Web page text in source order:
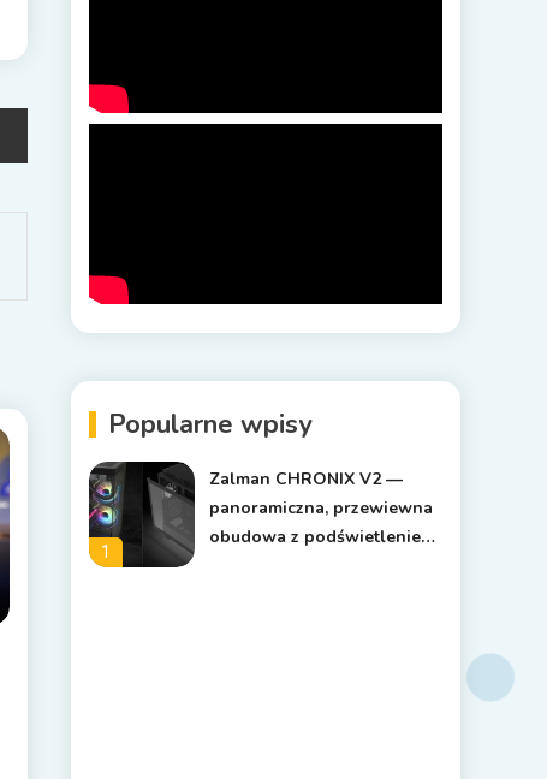
Popularne wpisy
1
Zalman CHRONIX V2 —
panoramiczna, przewiewna
obudowa z podświetleniem